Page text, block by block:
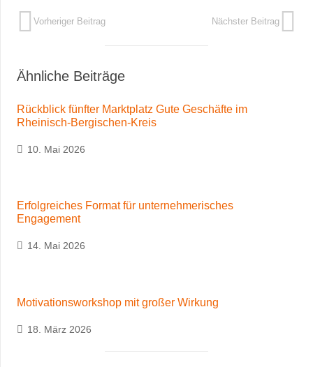
Vorheriger Beitrag Nächster Beitrag
Ähnliche Beiträge
Rückblick fünfter Marktplatz Gute Geschäfte im
Rheinisch-Bergischen-Kreis
10. Mai 2026
Erfolgreiches Format für unternehmerisches
Engagement
14. Mai 2026
Motivationsworkshop mit großer Wirkung
18. März 2026